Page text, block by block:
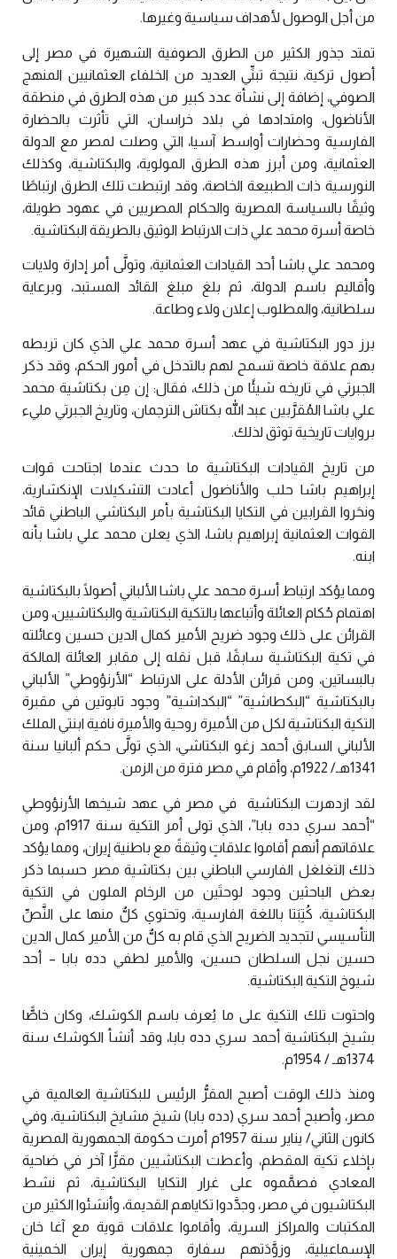
من أجل الوصول لأهداف سياسية وغيرها.
تمتد جذور الكثير من الطرق الصوفية الشهيرة في مصر إلى
أصول تركية، نتيجة تبنِّي العديد من الخلفاء العثمانيين المنهج
الصوفي، إضافة إلى نشأة عدد كبير من هذه الطرق في منطقة
الأناضول، وامتدادها في بلاد خراسان، التي تأثرت بالحضارة
الفارسية وحضارات أواسط آسيا، التي وصلت لمصر مع الدولة
العثمانية، ومن أبرز هذه الطرق المولوية، والبكتاشية، وكذلك
النورسية ذات الطبيعة الخاصة، وقد ارتبطت تلك الطرق ارتباطًا
وثيقًا بالسياسة المصرية والحكام المصريين في عهود طويلة،
خاصة أسرة محمد علي ذات الارتباط الوثيق بالطريقة البكتاشية.
ومحمد علي باشا أحد القيادات العثمانية، وتولَّى أمر إدارة ولايات
وأقاليم باسم الدولة، ثم بلغ مبلغ القائد المستبد، وبرعاية
سلطانية، والمطلوب إعلان ولاء وطاعة.
برز دور البكتاشية في عهد أسرة محمد علي الذي كان تربطه
بهم علاقة خاصة تسمح لهم بالتدخل في أمور الحكم، وقد ذكر
الجبرتي في تاريخه شيئًا من ذلك، فقال: إن مِن بكتاشية محمد
علي باشا المُقرَّبين عبد الله بكتاش الترجمان، وتاريخ الجبرتي مليء
بروايات تاريخية توثق لذلك.
من تاريخ القيادات البكتاشية ما حدث عندما اجتاحت قوات
إبراهيم باشا حلب والأناضول أعادت التشكيلات الإنكشارية،
ونحَروا القرابين في التكايا البكتاشية بأمر البكتاشي الباطني قائد
القوات العثمانية إبراهيم باشا، الذي يعلن محمد علي باشا بأنه
ابنه.
ومما يؤكد ارتباط أسرة محمد علي باشا الألباني أصولًا بالبكتاشية
اهتمام حُكام العائلة وأتباعها بالتكية البكتاشية والبكتاشيين، ومن
القرائن على ذلك وجود ضريح الأمير كمال الدين حسين وعائلته
في تكية البكتاشية سابقًا، قبل نقله إلى مقابر العائلة المالكة
بالبساتين، ومن قرائن الأدلة على الارتباط “الأرنؤوطي” الألباني
بالبكتاشية “البكطاشية” “البكداشية” وجود تابوتين في مقبرة
التكية البكتاشية لكل من الأميرة روحية والأميرة نافية ابنتي الملك
الألباني السابق أحمد زغو البكتاشي، الذي تولَّى حكم ألبانيا سنة
1341هـ/ 1922م، وأقام في مصر فترة من الزمن.
لقد ازدهرت البكتاشية في مصر في عهد شيخها الأرنؤوطي
“أحمد سري دده بابا”، الذي تولى أمر التكية سنة 1917م، ومن
علاقاتهم أنهم أقاموا علاقاتٍ وثيقةً مع باطنية إيران، ومما يؤكد
ذلك التغلغل الفارسي الباطني بين بكتاشية مصر حسبما ذكر
بعض الباحثين وجود لوحتَين من الرخام الملون في التكية
البكتاشية، كُتِبَتا باللغة الفارسية، وتحتوي كلٌّ منها على النَّصِّ
التأسيسي لتجديد الضريح الذي قام به كلٌّ من الأمير كمال الدين
حسين نجل السلطان حسين، والأمير لطفي دده بابا – أحد
شيوخ التكية البكتاشية.
واحتوت تلك التكية على ما يُعرف باسم الكوشك، وكان خاصًّا
بشيخ البكتاشية أحمد سري دده بابا، وقد أنشأ الكوشك سنة
1374هـ / 1954م.
ومنذ ذلك الوقت أصبح المقرُّ الرئيس للبكتاشية العالمية في
مصر، وأصبح أحمد سري (دده بابا) شيخ مشايخ البكتاشية، وفي
كانون الثاني/ يناير سنة 1957م أمرت حكومة الجمهورية المصرية
بإخلاء تكية المقطم، وأعطت البكتاشيين مقرًّا آخر في ضاحية
المعادي فصمَّموه على غرار التكايا البكتاشية، ثم نشط
البكتاشيون في مصر، وجدَّدوا تكاياهم القديمة، وأنشئوا الكثير من
المكتبات والمراكز السرية، وأقاموا علاقات قوية مع آغا خان
الإسماعيلية، وزوَّدَتهم سفارة جمهورية إيران الخمينية